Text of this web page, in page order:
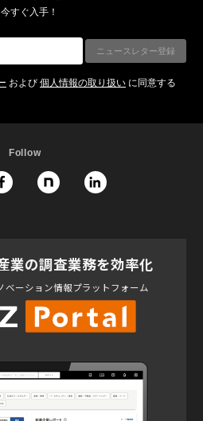
すぐ入手！
および 個人情報の取り扱い に同意する
Follow
業の調査業務を効率化
ベーション情報プラットフォーム